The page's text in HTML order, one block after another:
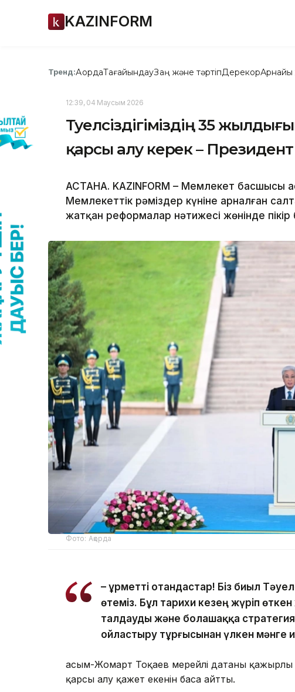
KAZINFORM
Тренд:АқордаТағайындауЗаң және тәртіпДерекқор
12:39, 04 Маусым 2026
Тәуелсіздігіміздің 35
қарсы алу керек – Президент
АСТАНА. KAZINFORM – Мемлекет басшысы
Мемлекеттік рәміздер күніне арналған
жатқан реформалар нәтижесі жөнінде пікір
Фото: Ақорда
– Құрметті отандастар! Біз биыл
өтеміз. Бұл тарихи кезең жүріп
талдауды және болашаққа
ойластыру тұрғысынан үлкен мәнге
Қасым-Жомарт Тоқаев мерейлі датаны
қарсы алу қажет екенін баса айтты.